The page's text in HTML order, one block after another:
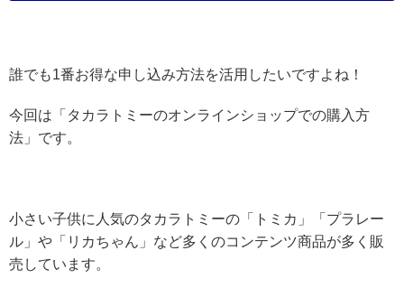
誰でも1番お得な申し込み方法を活用したいですよね！
今回は「タカラトミーのオンラインショップでの購入方
法」です。
小さい子供に人気のタカラトミーの「トミカ」「プラレー
ル」や「リカちゃん」など多くのコンテンツ商品が多く販
売しています。